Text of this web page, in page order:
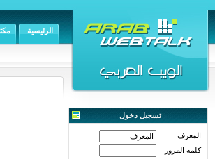
الرئيسية
تسجيل دخول
المعرف
كلمة المرور